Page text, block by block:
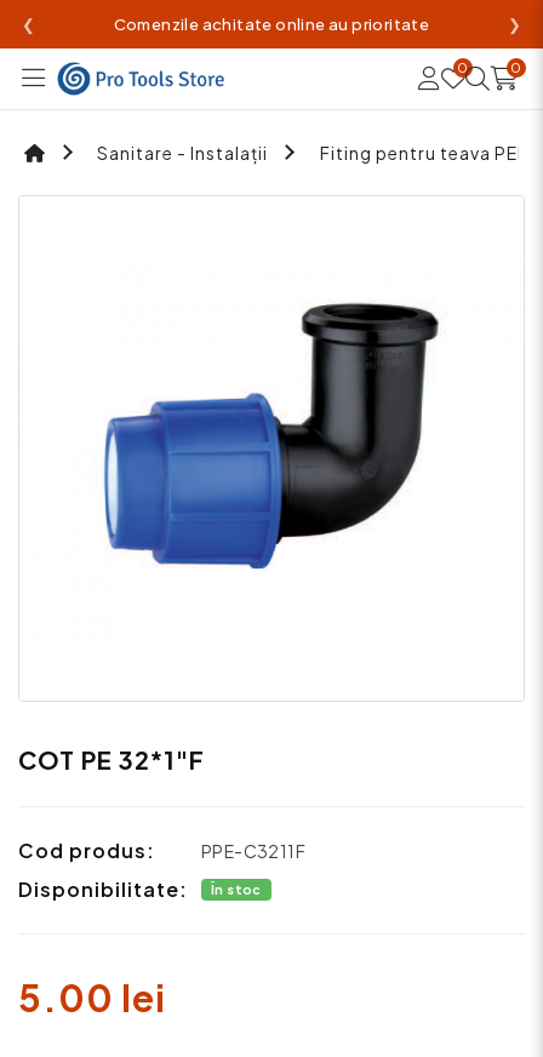
❮ Comenzile achitate online au prioritate ❯
0 0
Sanitare - Instalații Fiting pentru teava PEHD
COT PE 32*1"F
Cod produs: PPE-C3211F
Disponibilitate: În stoc
5.00 lei